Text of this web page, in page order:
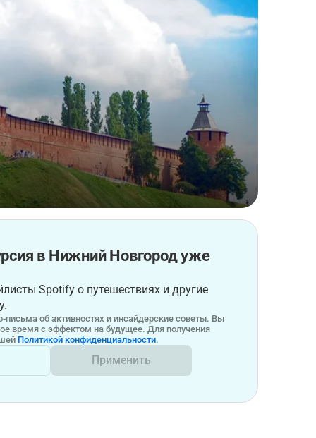
в Нижний Новгород уже
Spotify о путешествиях и другие
об активностях и инсайдерские советы. Вы
время с эффектом на будущее. Для получения
Политикой конфиденциальности.
Применить